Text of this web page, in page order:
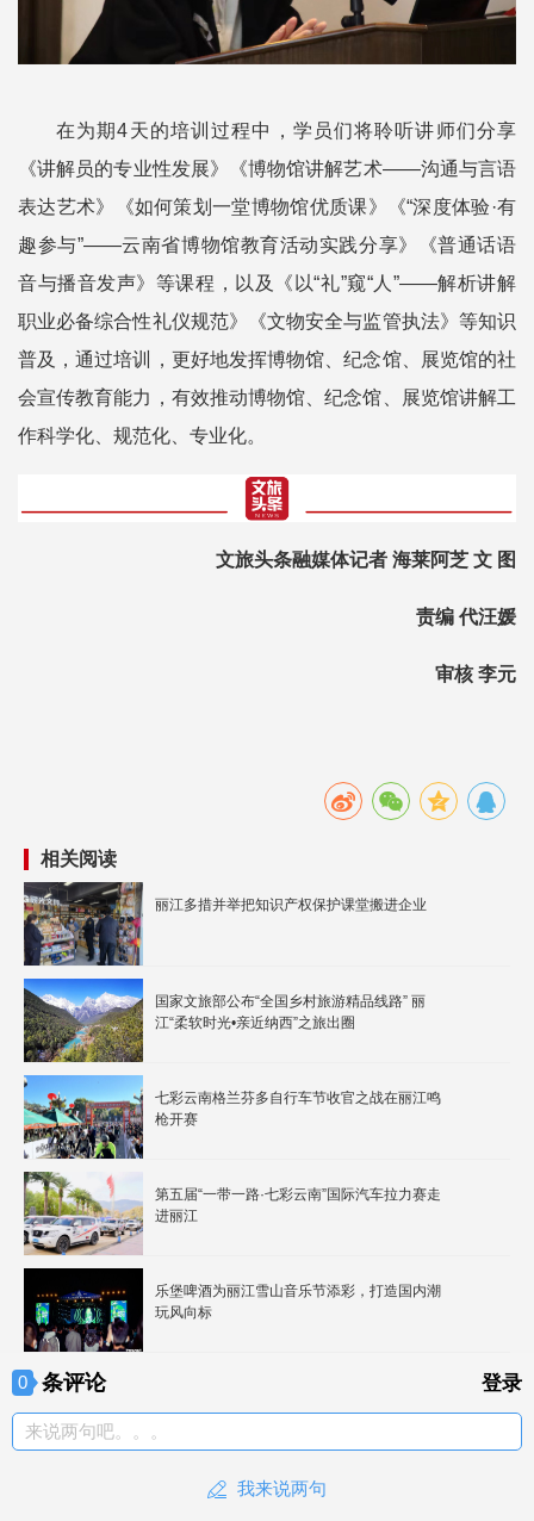
在为期4天的培训过程中，学员们将聆听讲师们分享
《讲解员的专业性发展》《博物馆讲解艺术——沟通与言语
表达艺术》《如何策划一堂博物馆优质课》《“深度体验·有
趣参与”——云南省博物馆教育活动实践分享》《普通话语
音与播音发声》等课程，以及《以“礼”窥“人”——解析讲解
职业必备综合性礼仪规范》《文物安全与监管执法》等知识
普及，通过培训，更好地发挥博物馆、纪念馆、展览馆的社
会宣传教育能力，有效推动博物馆、纪念馆、展览馆讲解工
作科学化、规范化、专业化。
文旅头条融媒体记者 海莱阿芝 文 图
责编 代汪媛
审核 李元
相关阅读
丽江多措并举把知识产权保护课堂搬进企业
国家文旅部公布“全国乡村旅游精品线路” 丽
江“柔软时光•亲近纳西”之旅出圈
七彩云南格兰芬多自行车节收官之战在丽江鸣
枪开赛
第五届“一带一路·七彩云南”国际汽车拉力赛走
进丽江
乐堡啤酒为丽江雪山音乐节添彩，打造国内潮
玩风向标
0 条评论 登录
来说两句吧。。。
我来说两句